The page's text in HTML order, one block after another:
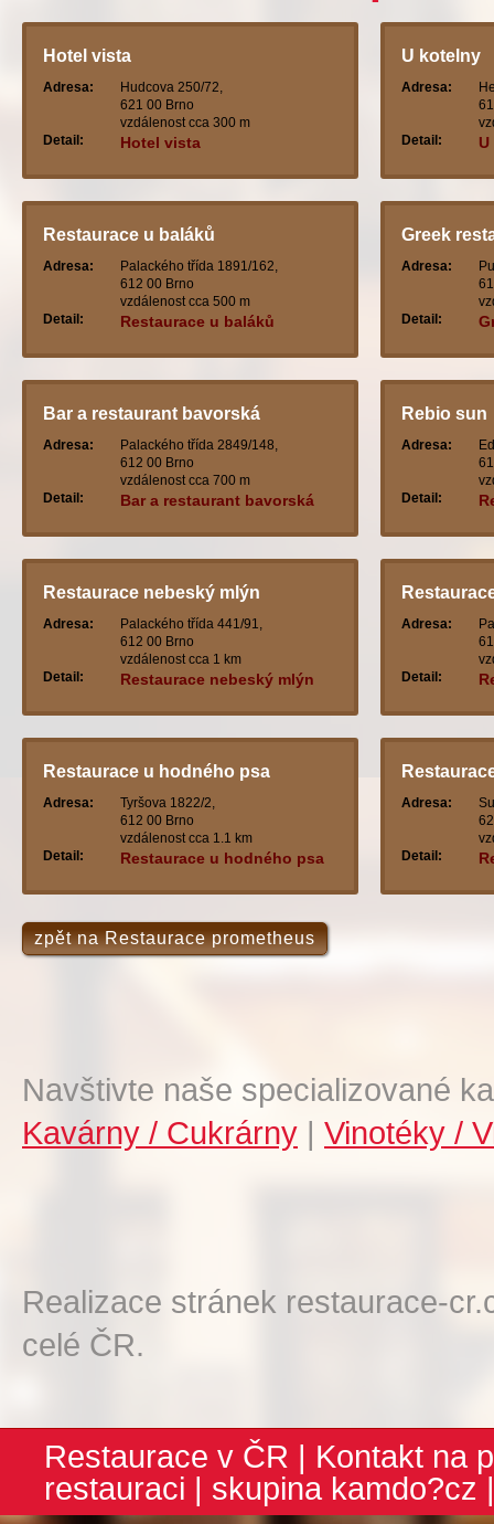
Hotel vista
Adresa:
Hudcova 250/72,
621 00 Brno
vzdálenost cca 300 m
Detail:
Hotel vista
U kotelny
Adresa:
Detail:
Restaurace u baláků
Adresa:
Palackého třída 1891/162,
612 00 Brno
vzdálenost cca 500 m
Detail:
Restaurace u baláků
Greek
Adresa:
Detail:
Bar a restaurant bavorská
Adresa:
Palackého třída 2849/148,
612 00 Brno
vzdálenost cca 700 m
Detail:
Bar a restaurant bavorská
Rebio sun
Adresa:
Detail:
Restaurace nebeský mlýn
Adresa:
Palackého třída 441/91,
612 00 Brno
vzdálenost cca 1 km
Detail:
Restaurace nebeský mlýn
Adresa:
Detail:
Restaurace u hodného psa
Adresa:
Tyršova 1822/2,
612 00 Brno
vzdálenost cca 1.1 km
Detail:
Restaurace u hodného psa
Adresa:
Detail:
zpět na Restaurace prometheus
Navštivte naše specializované
Kavárny / Cukrárny | Vinotéky /
Realizace stránek restaurace-
celé ČR.
Restaurace v ČR | Kontakt na
restauraci | skupina kamdo?cz |